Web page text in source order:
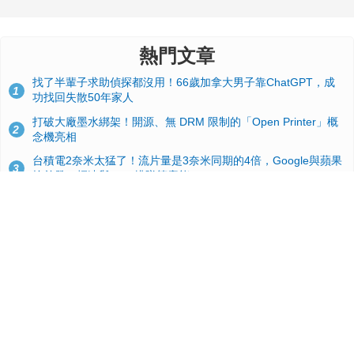
熱門文章
1
找了半輩子求助偵探都沒用！66歲加拿大男子靠ChatGPT，成
功找回失散50年家人
2
打破大廠墨水綁架！開源、無 DRM 限制的「Open Printer」概
念機亮相
3
台積電2奈米太猛了！流片量是3奈米同期的4倍，Google與蘋果
搶首發、輝達與AMD排隊等產能